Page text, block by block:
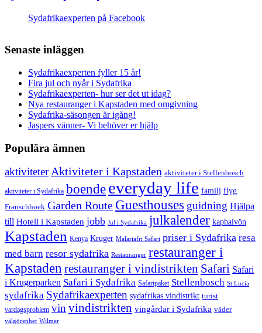
Sydafrikaexperten på Facebook
Senaste inläggen
Sydafrikaexperten fyller 15 år!
Fira jul och nyår i Sydafrika
Sydafrikaexperten- hur ser det ut idag?
Nya restauranger i Kapstaden med omgivning
Sydafrika-säsongen är igång!
Jaspers vänner- Vi behöver er hjälp
Populära ämnen
aktiviteterAktiviteter i Kapstaden aktiviteter i Stellenbosch
aktiviteter i Sydafrika boende everyday life familj flyg
Franschhoek Garden Route Guesthouses guidning Hjälpa
till Hotell i Kapstaden jobb Jul i Sydafrika julkalender kaphalvön
Kapstaden Kenya Kruger Malariafri Safari priser i Sydafrika resa
med barn resor sydafrika Restauranger restauranger i
Kapstaden restauranger i vindistrikten Safari Safari
i Krugerparken Safari i Sydafrika Safaripaket Stellenbosch St Lucia
sydafrika Sydafrikaexperten sydafrikas vindistrikt turist
vardagsproblem vinvindistrikten vingårdar i Sydafrika väder
välgörenhet Wilmer